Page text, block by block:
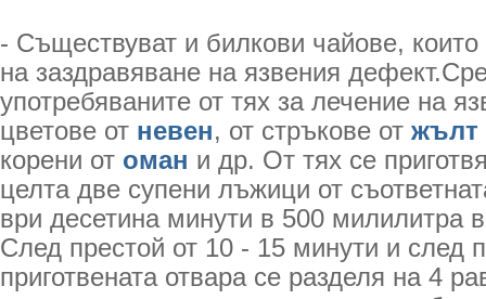
- Съществуват и билкови чайове, които
на заздравяване на язвения
употребяваните от тях за лечение на
цветове от невен, от стръкове от жълт
корени от оман и др. От тях се
целта две супени лъжици от
ври десетина минути в 500 милилитра
След престой от 10 - 15 минути и след
приготвената отвара се разделя на 4